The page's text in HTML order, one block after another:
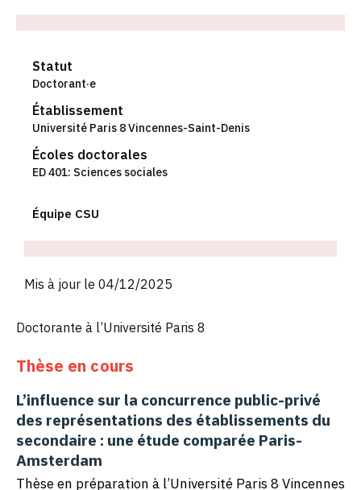
Doctorante à l’Université Paris 8
Thèse en cours
L’influence sur la concurrence public-privé
des représentations des établissements du
secondaire : une étude comparée Paris-
Amsterdam
Thèse en préparation à l’Université Paris 8 Vincennes
Statut
Doctorant·e
Établissement
Université Paris 8 Vincennes-Saint-Denis
Écoles doctorales
ED 401: Sciences sociales
Équipe CSU
Mis à jour le 04/12/2025